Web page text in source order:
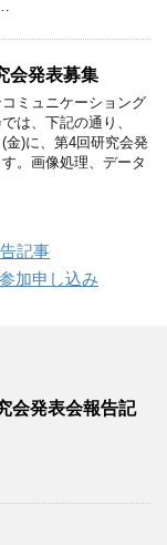
会発表募集
ミュニケーショング
は、下記の通り、
金)に、第4回研究会発
。画像処理、データ
記事
加申し込み
会発表会報告記